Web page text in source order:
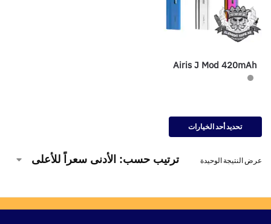
Airis J Mod 420mAh
تحديد أحد الخيارات
عرض النتيجة الوحيدة